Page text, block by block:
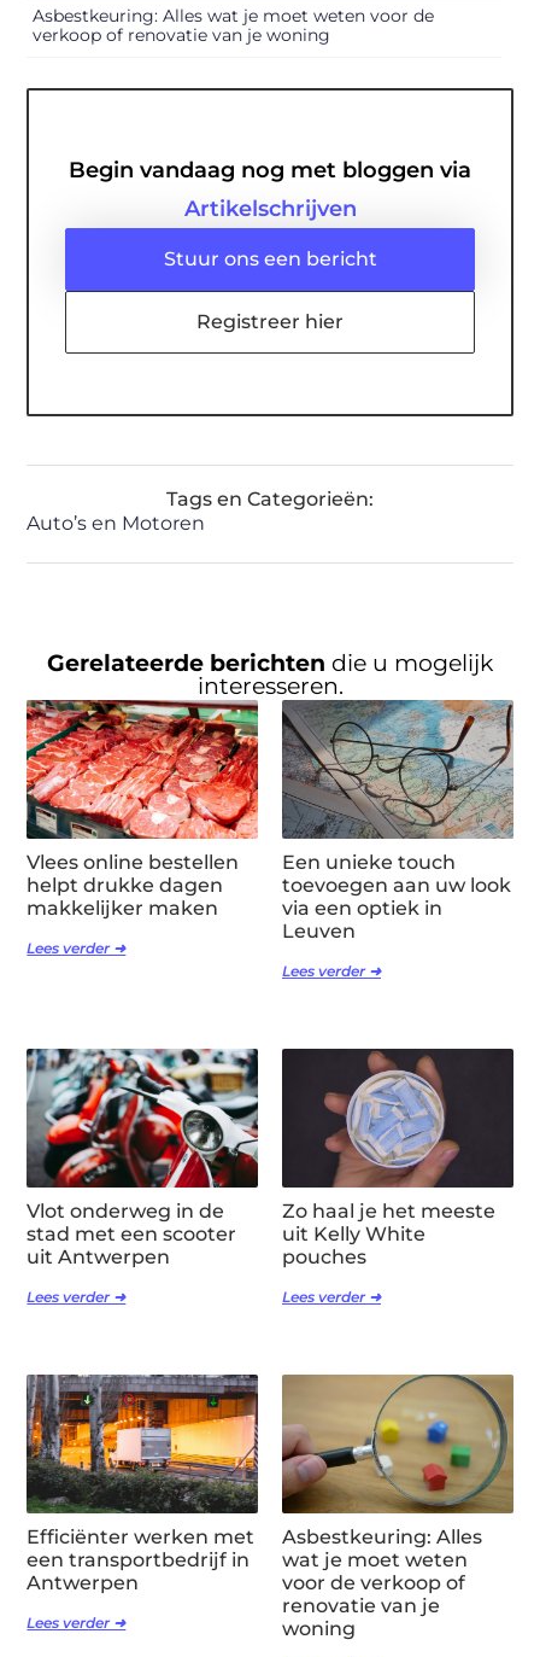
Asbestkeuring: Alles wat je moet weten voor de
verkoop of renovatie van je woning
Begin vandaag nog met bloggen via
Artikelschrijven
Stuur ons een bericht
Registreer hier
Tags en Categorieën:
Auto’s en Motoren
Gerelateerde berichten die u mogelijk
interesseren.
Vlees online bestellen
helpt drukke dagen
makkelijker maken
Lees verder ➜
Een unieke touch
toevoegen aan uw look
via een optiek in
Leuven
Lees verder ➜
Vlot onderweg in de
stad met een scooter
uit Antwerpen
Lees verder ➜
Zo haal je het meeste
uit Kelly White
pouches
Lees verder ➜
Efficiënter werken met
een transportbedrijf in
Antwerpen
Lees verder ➜
Asbestkeuring: Alles
wat je moet weten
voor de verkoop of
renovatie van je
woning